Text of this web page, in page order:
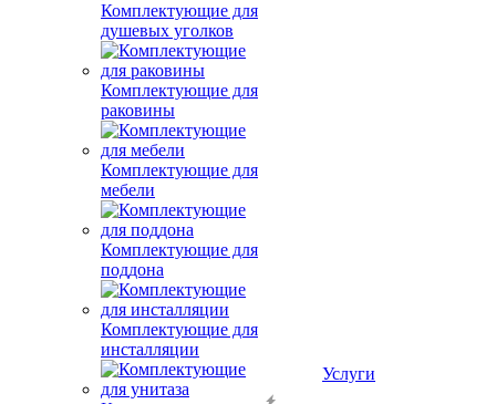
Комплектующие для
душевых уголков
Комплектующие для
раковины
Комплектующие для
мебели
Комплектующие для
поддона
Комплектующие для
инсталляции
Услуги